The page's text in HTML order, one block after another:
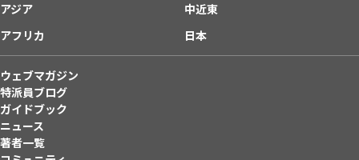
アジア
中近東
アフリカ
日本
ウェブマガジン
特派員ブログ
ガイドブック
ニュース
著者一覧